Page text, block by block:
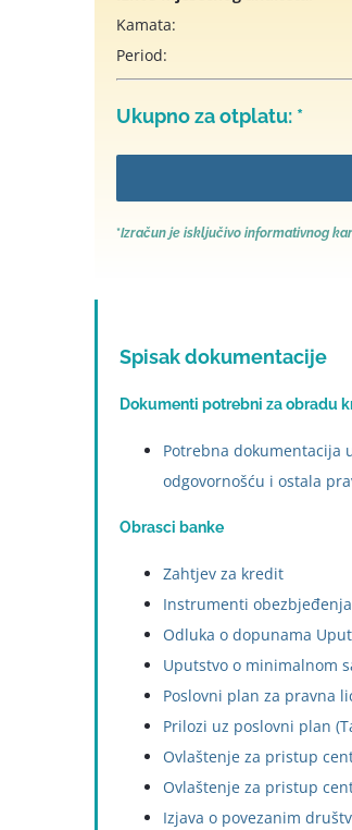
Kamata:
Period:
Ukupno za otplatu: *
*Izračun je isključivo informativnog
Spisak dokumentacije
Dokumenti potrebni za obradu
Potrebna dokumentacija
odgovornošću i ostala
Obrasci banke
Zahtjev za kredit
Instrumenti
Odluka o dopunama
Uputstvo o minimalnom
Poslovni plan za pravna
Prilozi uz poslovni plan
Ovlaštenje za pristup
Ovlaštenje za pristup
Izjava o povezanim